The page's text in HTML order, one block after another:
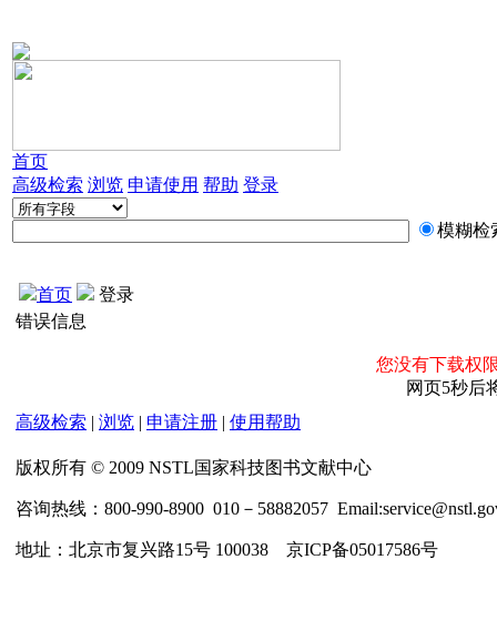
首页
高级检索 浏览 申请使用 帮助 登录
模糊检
首页
登录
错误信息
您没有下载权
网页5秒后
高级检索 | 浏览 | 申请注册 | 使用帮助
版权所有 © 2009 NSTL国家科技图书文献中心
咨询热线：800-990-8900 010－58882057
地址：北京市复兴路15号 100038 京ICP备05017586号